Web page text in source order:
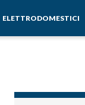
ELETTRODOMESTICI